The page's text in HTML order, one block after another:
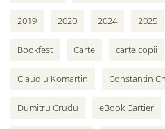
2019 2020 2024 2025
Bookfest Carte carte copii
Claudiu Komartin Constantin
Dumitru Crudu eBook Cartier